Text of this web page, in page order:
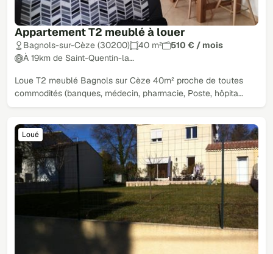
Appartement T2 meublé à louer
Bagnols-sur-Cèze (30200) 40 m²
510 € / mois
À 19km de Saint-Quentin-la…
Loue T2 meublé Bagnols sur Cèze 40m² proche de toutes
commodités (banques, médecin, pharmacie, Poste, hôpita…
Loué